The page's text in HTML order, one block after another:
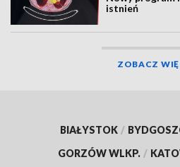
istnień
ZOBACZ
BIAŁYSTOK /
GORZÓW WLKP. /